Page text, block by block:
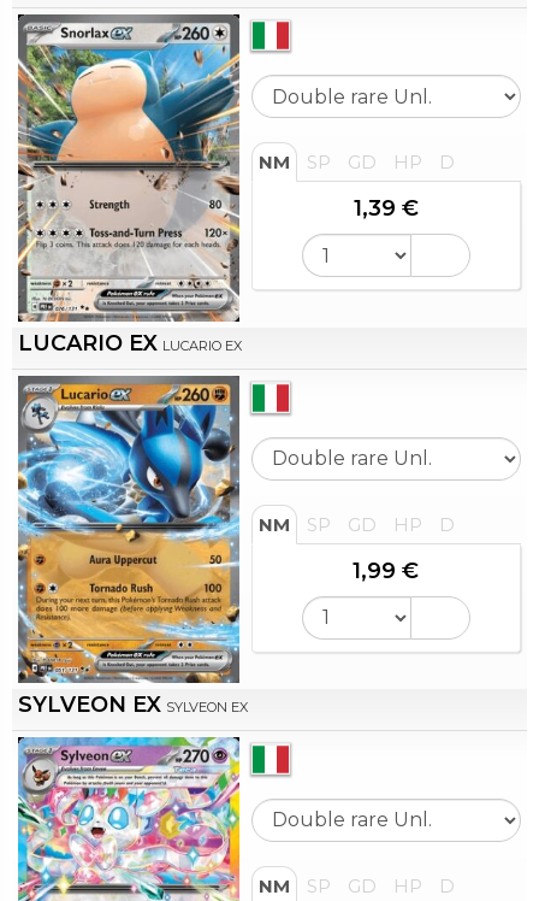
NM SP GD HP D
1,39 €
LUCARIO EX LUCARIO EX
NM SP GD HP D
1,99 €
SYLVEON EX SYLVEON EX
NM SP GD HP D